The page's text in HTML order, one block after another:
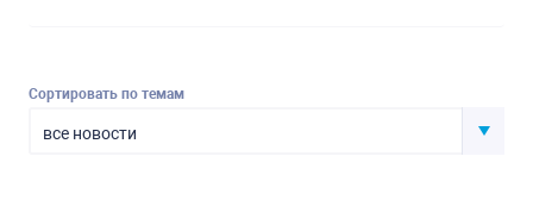
Сортировать по темам
все новости